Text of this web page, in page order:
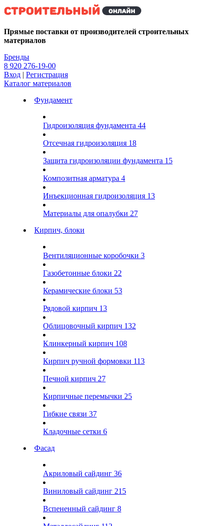
Kg
Прямые поставки от производителей строительных
материалов
Бренды
8 920 276-19-00
Вход | Регистрация
Каталог материалов
Фундамент
Гидроизоляция фундамента 44
Отсечная гидроизоляция 18
Защита гидроизоляции фундамента 15
Композитная арматура 4
Инъекционная гидроизоляция 13
Материалы для опалубки 27
Кирпич, блоки
Вентиляционные коробочки 3
Газобетонные блоки 22
Керамические блоки 53
Рядовой кирпич 13
Облицовочный кирпич 132
Клинкерный кирпич 108
Кирпич ручной формовки 113
Печной кирпич 27
Кирпичные перемычки 25
Гибкие связи 37
Кладочные сетки 6
Фасад
Акриловый сайдинг 36
Виниловый сайдинг 215
Вспененный сайдинг 8